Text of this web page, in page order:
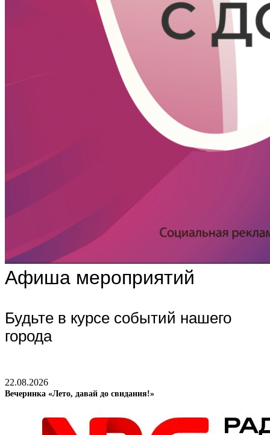
Афиша мероприятий
Будьте в курсе событий нашего
города
22.08.2026
Вечеринка «Лето, давай до свидания!»